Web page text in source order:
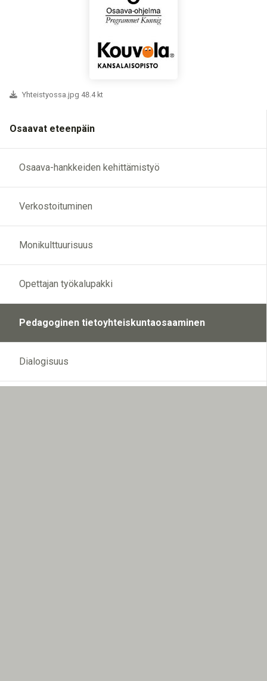
Yhteistyossa.jpg 48.4 kt
Osaavat eteenpäin
Osaava-hankkeiden kehittämistyö
Verkostoituminen
Monikulttuurisuus
Opettajan työkalupakki
Pedagoginen tietoyhteiskuntaosaaminen
Dialogisuus